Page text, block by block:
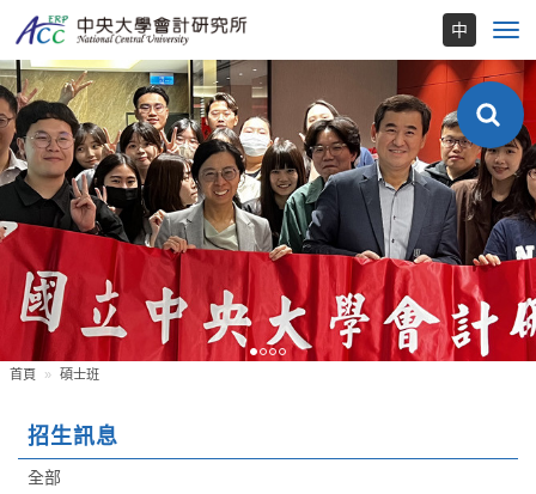
首頁 碩士班
招生訊息
全部